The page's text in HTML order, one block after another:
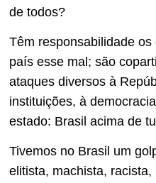
de todos?
Têm responsabilidade
país esse mal; são
ataques diversos à
instituições, à
estado: Brasil acima de
Tivemos no Brasil um
elitista, machista, racista,